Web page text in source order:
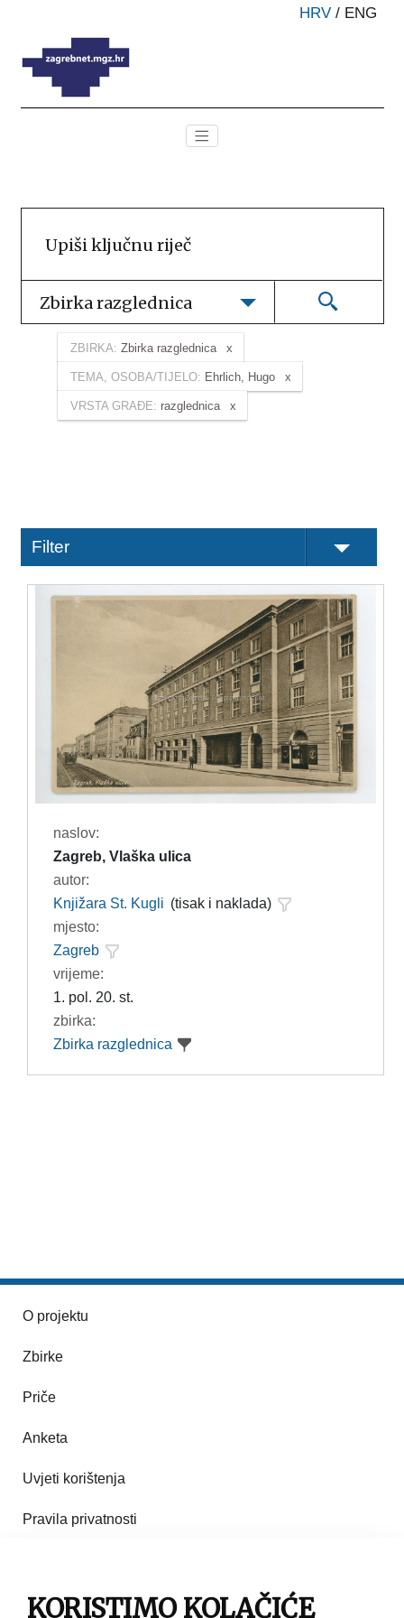
HRV / ENG
Zbirka razglednica
ZBIRKA: Zbirka razglednica
TEMA, OSOBA/TIJELO: Ehrlich, Hugo
VRSTA GRAĐE: razglednica
Filter
naslov:
Zagreb, Vlaška ulica
autor:
Knjižara St. Kugli (tisak i naklada)
mjesto:
Zagreb
vrijeme:
1. pol. 20. st.
zbirka:
Zbirka razglednica
O projektu
Zbirke
Priče
Anketa
Uvjeti korištenja
Pravila privatnosti
Pravila korištenja
KORISTIMO KOLAČIĆE